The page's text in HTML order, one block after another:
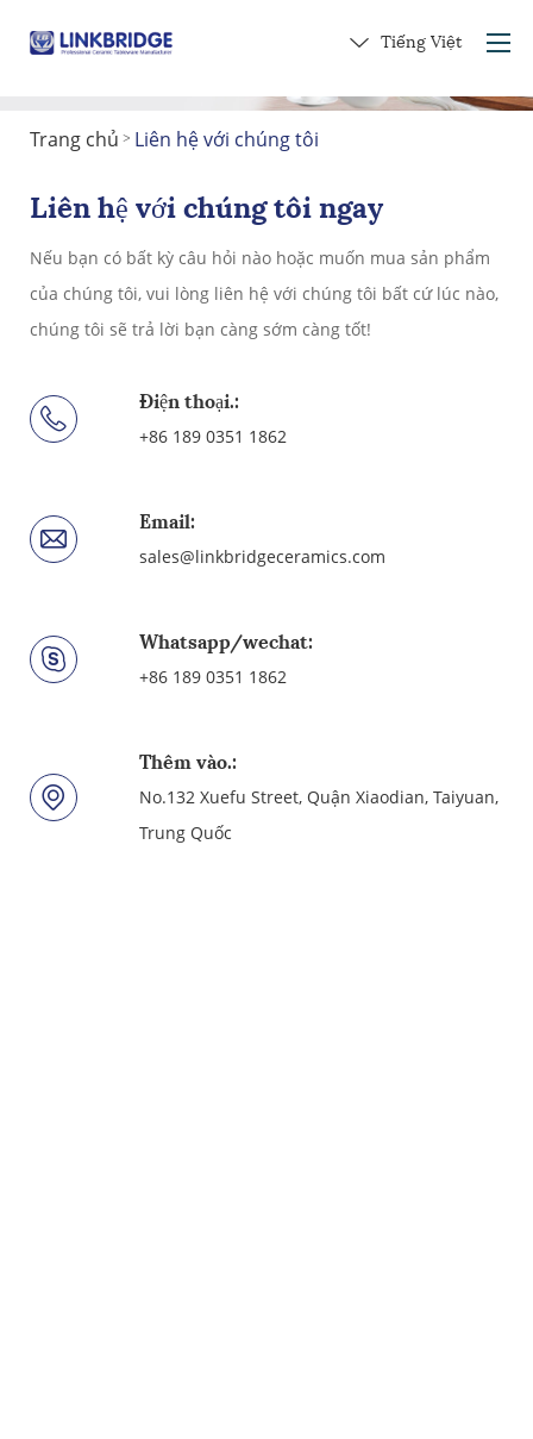
Trang chủ
Các sản phẩm
Dịch vụ
vào gốm
Tiếng Việt
Trang chủ > Liên hệ với chúng tôi
Liên hệ với chúng tôi ngay
Nếu bạn có bất kỳ câu hỏi nào hoặc muốn mua sản phẩm
của chúng tôi, vui lòng liên hệ với chúng tôi bất cứ lúc nào,
chúng tôi sẽ trả lời bạn càng sớm càng tốt!
Điện thoại.:
+86 189 0351 1862
Email:
sales@linkbridgeceramics.com
Whatsapp/wechat:
+86 189 0351 1862
Thêm vào.:
No.132 Xuefu Street, Quận Xiaodian, Taiyuan,
Trung Quốc